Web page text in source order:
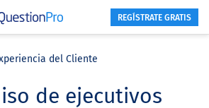
REGÍSTRATE GRATIS
del Cliente
de ejecutivos